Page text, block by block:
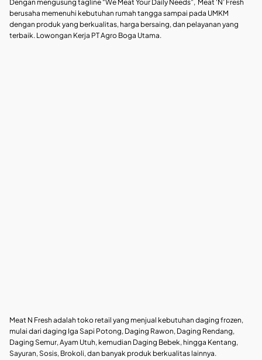
Dengan mengusung tagline “We Meat Your Daily Needs”, Meat ‘N’ Fresh
berusaha memenuhi kebutuhan rumah tangga sampai pada UMKM
dengan produk yang berkualitas, harga bersaing, dan pelayanan yang
terbaik. Lowongan Kerja PT Agro Boga Utama.
Meat N Fresh adalah toko retail yang menjual kebutuhan daging frozen,
mulai dari daging Iga Sapi Potong, Daging Rawon, Daging Rendang,
Daging Semur, Ayam Utuh, kemudian Daging Bebek, hingga Kentang,
Sayuran, Sosis, Brokoli, dan banyak produk berkualitas lainnya.